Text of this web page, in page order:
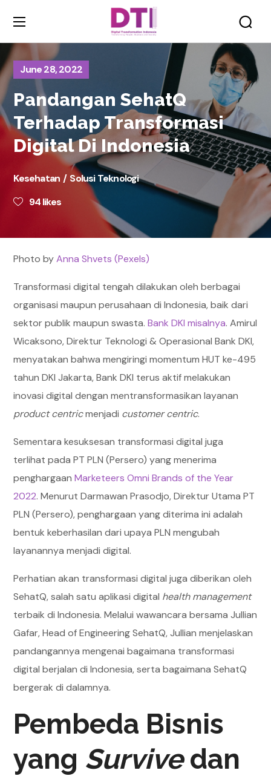
June 28, 2022
Pandangan SehatQ
Terhadap Transformasi
Digital Di Indonesia
Kesehatan
Solusi Teknologi
94likes
Photo byAnna Shvets (Pexels)
Transformasi digital tengah dilakukan oleh berbagai
organisasi maupun perusahaan di Indonesia, baik dari
sektor publik maupun swasta.Bank DKI misalnya. Amirul
Wicaksono, Direktur Teknologi & Operasional Bank DKI,
menyatakan bahwa mengiringi momentum HUT ke-495
tahun DKI Jakarta, Bank DKI terus aktif melakukan
inovasi digital dengan mentransformasikan layanan
product centricmenjadi customer centric.
Sementara kesuksesan transformasi digital juga
terlihat pada PT PLN (Persero) yang menerima
penghargaanMarketeers Omni Brands of the Year
2022. Menurut Darmawan Prasodjo, Direktur Utama PT
PLN (Persero), penghargaan yang diterima ini adalah
bentuk keberhasilan dari upaya PLN mengubah
layanannya menjadi digital.
Perhatian akan transformasi digital juga diberikan oleh
SehatQ, salah satu aplikasi digital health management
terbaik di Indonesia. Melalui wawancara bersama Jullian
Gafar, Head of Engineering SehatQ, Jullian menjelaskan
pandangannya mengenai bagaimana transformasi
digital berjalan di Indonesia, serta bagaimana SehatQ
bergerak di dalamnya.
Pembeda Bisnis
yang Survivedan